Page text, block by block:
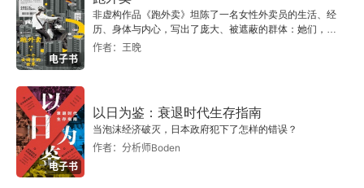
电子书
非虚构作品《跑外卖》坦陈了一名女性外卖员的生活、经
历、身体与内心，写出了庞大、被遮蔽的群体：她们，是
太阳底下努力生活的人。
作者：王晚
电子书
以日为鉴：衰退时代生存指南
当泡沫经济破灭，日本政府犯下了怎样的错误？
作者：分析师Boden